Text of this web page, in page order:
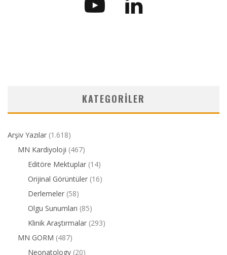
KATEGORILER
Arşiv Yazılar (1.618)
MN Kardiyoloji (467)
Editöre Mektuplar (14)
Orijinal Görüntüler (16)
Derlemeler (58)
Olgu Sunumları (85)
Klinik Araştırmalar (293)
MN GORM (487)
Neonatology (20)